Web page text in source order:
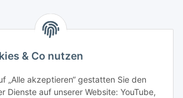
& Co nutzen
„Alle akzeptieren“ gestatten Sie den
Dienste auf unserer Website: YouTube,